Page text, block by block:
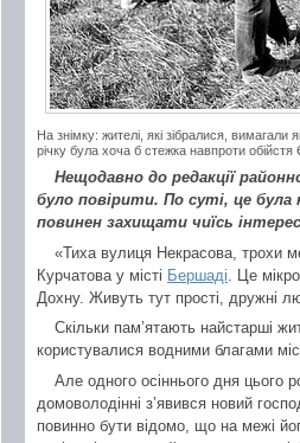
На знімку: жителі, які зібралися, вимагали
річку була хоча б стежка навпроти
Нещодавно до редакції
було повірити. По суті, це була
повинен захищати чиїсь
«Тиха вулиця Некрасова, трохи
Курчатова у місті Бершаді . Це
Дохну. Живуть тут прості, дружні
Скільки пам’ятають найстарші
користувалися водними благами
Але одного осіннього дня цього
домоволодінні з’явився новий
повинно бути відомо, що на межі